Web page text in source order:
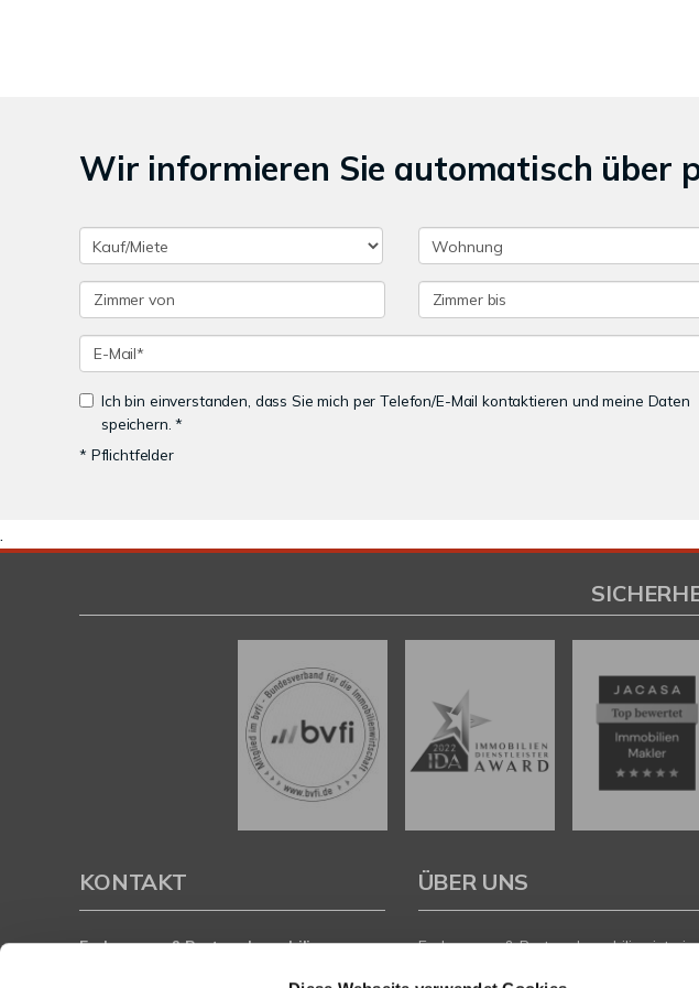
Wir informieren Sie automatisch über
Ich bin einverstanden, dass Sie mich per Telefon/E-Mail kontaktieren und meine Daten
speichern. *
* Pflichtfelder
.
KONTAKT
Eschenauer & Partner Immobilien
ÜBER UNS
Eschenauer & Partner Immobilien ist ein